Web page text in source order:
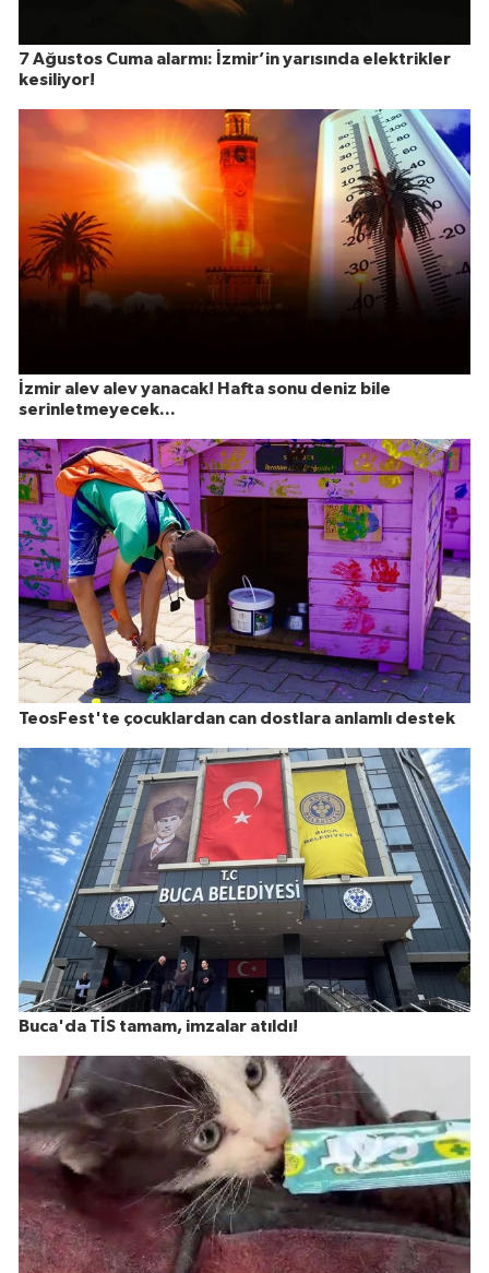
7 Ağustos Cuma alarmı: İzmir’in yarısında elektrikler
kesiliyor!
İzmir alev alev yanacak! Hafta sonu deniz bile
serinletmeyecek...
TeosFest'te çocuklardan can dostlara anlamlı destek
Buca'da TİS tamam, imzalar atıldı!